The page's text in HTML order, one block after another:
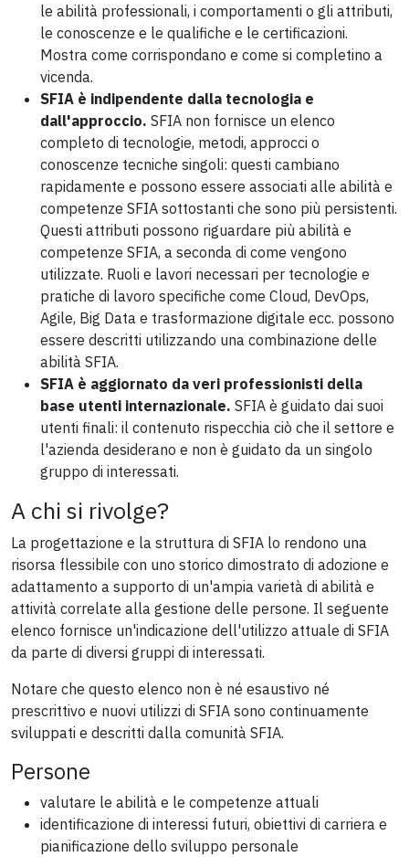
le abilità professionali, i comportamenti o gli attributi,
le conoscenze e le qualifiche e le certificazioni.
Mostra come corrispondano e come si completino a
vicenda.
SFIA è indipendente dalla tecnologia e
dall'approccio. SFIA non fornisce un elenco
completo di tecnologie, metodi, approcci o
conoscenze tecniche singoli: questi cambiano
rapidamente e possono essere associati alle abilità e
competenze SFIA sottostanti che sono più persistenti.
Questi attributi possono riguardare più abilità e
competenze SFIA, a seconda di come vengono
utilizzate. Ruoli e lavori necessari per tecnologie e
pratiche di lavoro specifiche come Cloud, DevOps,
Agile, Big Data e trasformazione digitale ecc. possono
essere descritti utilizzando una combinazione delle
abilità SFIA.
SFIA è aggiornato da veri professionisti della
base utenti internazionale. SFIA è guidato dai suoi
utenti finali: il contenuto rispecchia ciò che il settore e
l'azienda desiderano e non è guidato da un singolo
gruppo di interessati.
A chi si rivolge?
La progettazione e la struttura di SFIA lo rendono una
risorsa flessibile con uno storico dimostrato di adozione e
adattamento a supporto di un'ampia varietà di abilità e
attività correlate alla gestione delle persone. Il seguente
elenco fornisce un'indicazione dell'utilizzo attuale di SFIA
da parte di diversi gruppi di interessati.
Notare che questo elenco non è né esaustivo né
prescrittivo e nuovi utilizzi di SFIA sono continuamente
sviluppati e descritti dalla comunità SFIA.
Persone
valutare le abilità e le competenze attuali
identificazione di interessi futuri, obiettivi di carriera e
pianificazione dello sviluppo personale